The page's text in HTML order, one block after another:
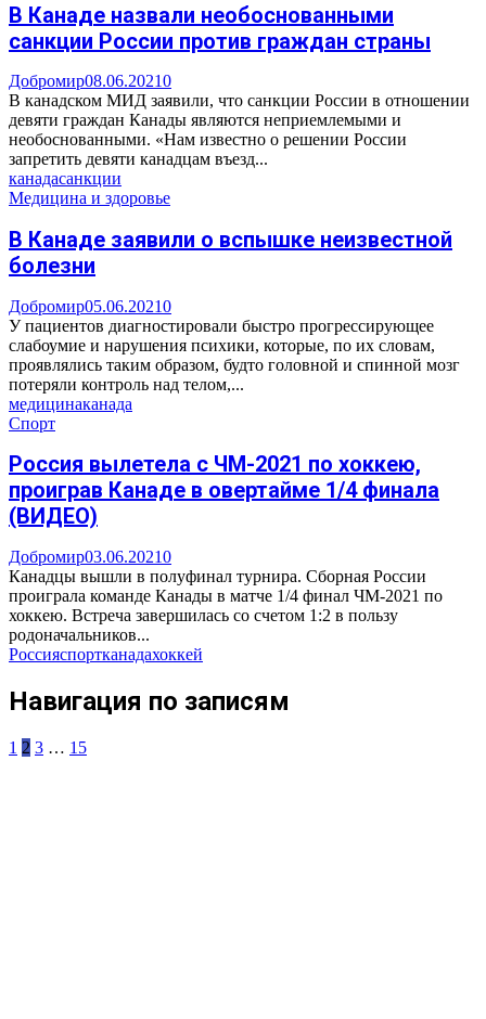
В Канаде назвали необоснованными
санкции России против граждан страны
Добромир08.06.20210
В канадском МИД заявили, что санкции России в отношении
девяти граждан Канады являются неприемлемыми и
необоснованными. «Нам известно о решении России
запретить девяти канадцам въезд...
канадасанкции
Медицина и здоровье
В Канаде заявили о вспышке неизвестной
болезни
Добромир05.06.20210
У пациентов диагностировали быстро прогрессирующее
слабоумие и нарушения психики, которые, по их словам,
проявлялись таким образом, будто головной и спинной мозг
потеряли контроль над телом,...
медицинаканада
Спорт
Россия вылетела с ЧМ-2021 по хоккею,
проиграв Канаде в овертайме 1/4 финала
(ВИДЕО)
Добромир03.06.20210
Канадцы вышли в полуфинал турнира. Сборная России
проиграла команде Канады в матче 1/4 финал ЧМ-2021 по
хоккею. Встреча завершилась со счетом 1:2 в пользу
родоначальников...
Россияспортканадахоккей
Навигация по записям
1 2 3 … 15